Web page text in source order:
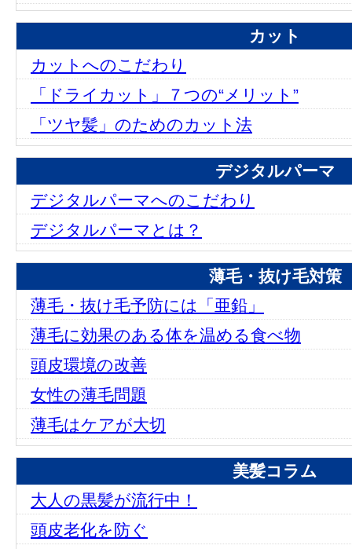
カット
カットへのこだわり
「ドライカット」７つの“メリット”
「ツヤ髪」のためのカット法
デジタルパーマ
デジタルパーマへのこだわり
デジタルパーマとは？
薄毛・抜け毛対策
薄毛・抜け毛予防には「亜鉛」
薄毛に効果のある体を温める食べ物
頭皮環境の改善
女性の薄毛問題
薄毛はケアが大切
美髪コラム
大人の黒髪が流行中！
頭皮老化を防ぐ